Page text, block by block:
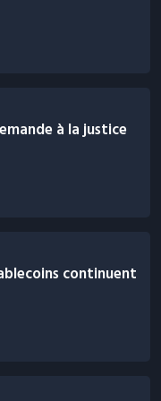
à la justice
continuent